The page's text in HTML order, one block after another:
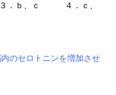
ｂ、ｃ ４．ｃ、
セロトニンを増加させ